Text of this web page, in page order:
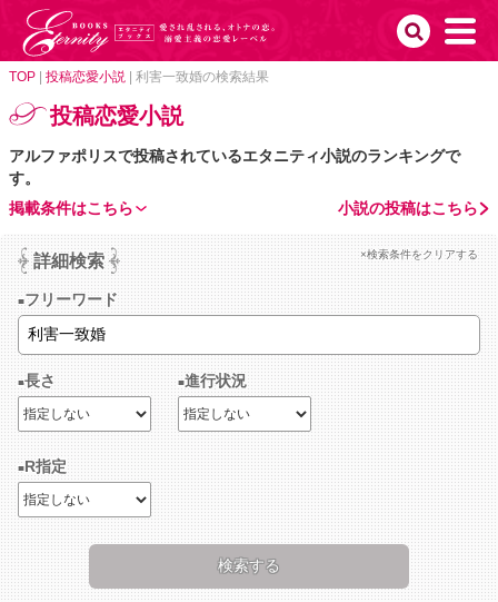
TOP 投稿恋愛小説 利害一致婚の検索結果
投稿恋愛小説
アルファポリスで投稿されているエタニティ小説のランキングで
す。
小説の投稿はこちら
掲載条件はこちら
詳細検索 ×検索条件をクリアする
フリーワード
長さ 進行状況
R指定